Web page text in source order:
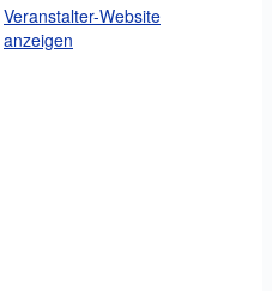
Veranstalter-Website
anzeigen